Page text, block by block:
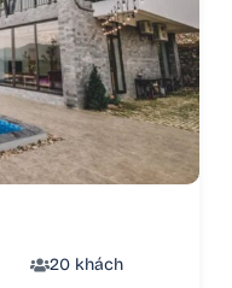
20 khách